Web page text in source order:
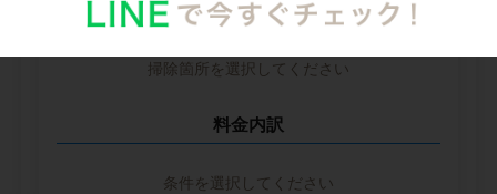
掃除箇所ごとの時間（目安）
掃除箇所を選択してください
料金内訳
条件を選択してください